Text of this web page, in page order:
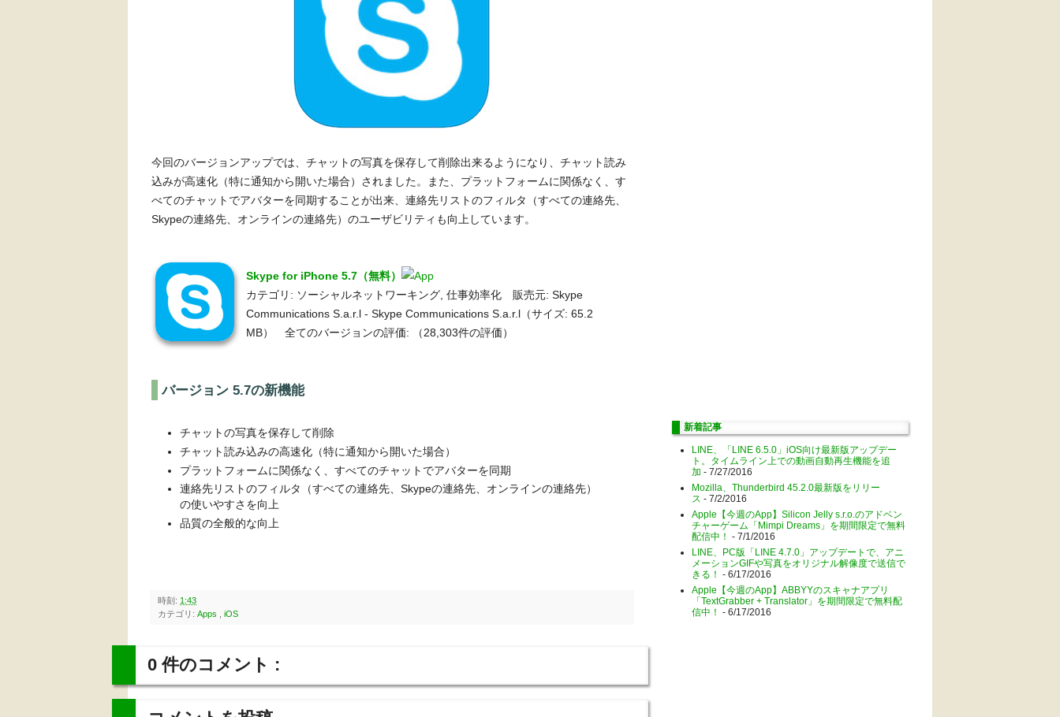
今回のバージョンアップでは、チャットの写真を保存して削除出来るようになり、チャット読み
込みが高速化（特に通知から開いた場合）されました。また、プラットフォームに関係なく、す
べてのチャットでアバターを同期することが出来、連絡先リストのフィルタ（すべての連絡先、
Skypeの連絡先、オンラインの連絡先）のユーザビリティも向上しています。
Skype for iPhone 5.7（無料）
カテゴリ: ソーシャルネットワーキング, 仕事効率化 販売元: Skype
Communications S.a.r.l - Skype Communications S.a.r.l（サイズ: 65.2
MB） 全てのバージョンの評価:
（28,303件の評価）
バージョン 5.7の新機能
チャットの写真を保存して削除
チャット読み込みの高速化（特に通知から開いた場合）
プラットフォームに関係なく、すべてのチャットでアバターを同期
連絡先リストのフィルタ（すべての連絡先、Skypeの連絡先、オンラインの連絡先）
の使いやすさを向上
品質の全般的な向上
時刻: 1:43
カテゴリ: Apps iOS
0 件のコメント :
新着記事
LINE、「LINE 6.5.0」iOS向け最新版アップデー
ト。タイムライン上での動画自動再生機能を追
加 - 7/27/2016
Mozilla、Thunderbird 45.2.0最新版をリリー
ス - 7/2/2016
Apple【今週のApp】Silicon Jelly s.r.o.のアドベン
チャーゲーム「Mimpi Dreams」を期間限定で無料
配信中！ - 7/1/2016
LINE、PC版「LINE 4.7.0」アップデートで、アニ
メーションGIFや写真をオリジナル解像度で送信で
きる！ - 6/17/2016
Apple【今週のApp】ABBYYのスキャナアプリ
「TextGrabber + Translator」を期間限定で無料配
信中！ - 6/17/2016